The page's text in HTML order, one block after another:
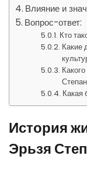
Влияние и
Вопрос-ответ:
Кто
Какие
Какая
История
Эрьзя